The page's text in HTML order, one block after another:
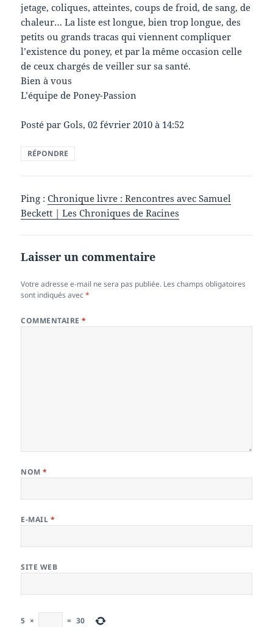
jetage, coliques, atteintes, coups de froid, de sang, de
chaleur… La liste est longue, bien trop longue, des
petits ou grands tracas qui viennent compliquer
l’existence du poney, et par la même occasion celle
de ceux chargés de veiller sur sa santé.
Bien à vous
L’équipe de Poney-Passion
Posté par Gols, 02 février 2010 à 14:52
RÉPONDRE
Ping :Chronique livre : Rencontres avec Samuel
Beckett | Les Chroniques de Racines
Laisser un commentaire
Votre adresse e-mail ne sera pas publiée. Les champs obligatoires
sont indiqués avec*
COMMENTAIRE*
NOM*
E-MAIL *
SITE WEB
5 × = 30